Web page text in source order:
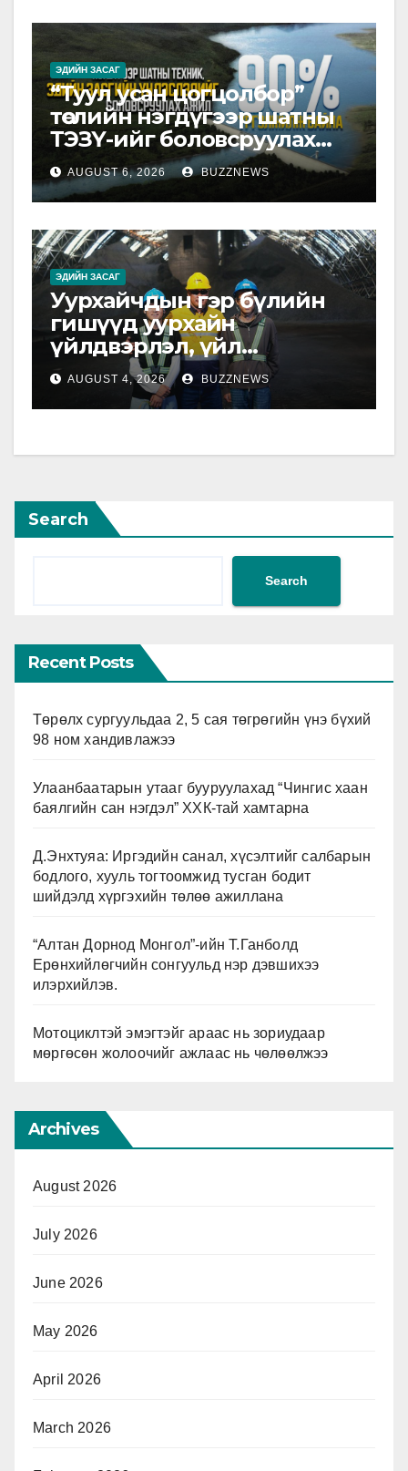
ЭДИЙН ЗАСАГ
“Туул усан цогцолбор”
төслийн нэгдүгээр шатны
ТЭЗҮ-ийг боловсруулах
ажил 90 хувийн
гүйцэтгэлтэй байна
AUGUST 6, 2026 BUZZNEWS
ЭДИЙН ЗАСАГ
Уурхайчдын гэр бүлийн
гишүүд уурхайн
үйлдвэрлэл, үйл
ажиллагаатай танилцлаа
AUGUST 4, 2026 BUZZNEWS
Search
Search
Recent Posts
Төрөлх сургуульдаа 2, 5 сая төгрөгийн үнэ бүхий
98 ном хандивлажээ
Улаанбаатарын утааг бууруулахад “Чингис хаан
баялгийн сан нэгдэл” ХХК-тай хамтарна
Д.Энхтуяа: Иргэдийн санал, хүсэлтийг салбарын
бодлого, хууль тогтоомжид тусган бодит
шийдэлд хүргэхийн төлөө ажиллана
“Алтан Дорнод Монгол”-ийн Т.Ганболд
Ерөнхийлөгчийн сонгуульд нэр дэвшихээ
илэрхийлэв.
Мотоциклтэй эмэгтэйг араас нь зориудаар
мөргөсөн жолоочийг ажлаас нь чөлөөлжээ
Archives
August 2026
July 2026
June 2026
May 2026
April 2026
March 2026